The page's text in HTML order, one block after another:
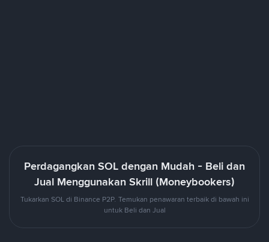
Perdagangkan SOL dengan Mudah - Beli dan
Jual Menggunakan Skrill (Moneybookers)
Tukarkan SOL di Binance P2P. Temukan penawaran terbaik di bawah ini
untuk Beli dan Jual